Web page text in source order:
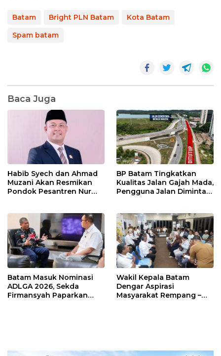
Batam Bright PLN Batam
Kota Batam
Spam batam
Baca Juga
Habib Syech dan Ahmad
Muzani Akan Resmikan
Pondok Pesantren Nur
BP Batam Tingkatkan
Kualitas Jalan Gajah Mada,
Pengguna Jalan Diminta
Batam Masuk Nominasi
ADLGA 2026, Sekda
Firmansyah Paparkan
Wakil Kepala Batam
Dengar Aspirasi
Masyarakat Rempang –